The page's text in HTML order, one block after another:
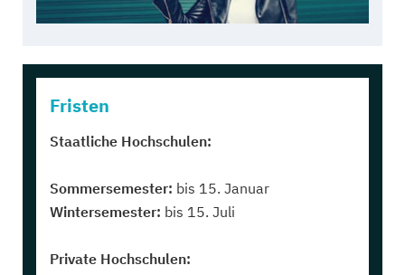
Fristen
Staatliche Hochschulen:
Sommersemester: bis 15. Januar
Wintersemester: bis 15. Juli
Private Hochschulen: